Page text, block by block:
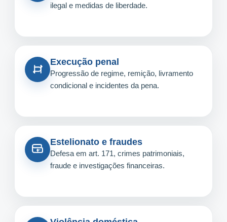
ilegal e medidas de liberdade.
Execução penal
Progressão de regime, remição, livramento
condicional e incidentes da pena.
Estelionato e fraudes
Defesa em art. 171, crimes patrimoniais,
fraude e investigações financeiras.